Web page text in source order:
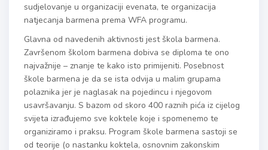
sudjelovanje u organizaciji evenata, te organizacija
natjecanja barmena prema WFA programu.
Glavna od navedenih aktivnosti jest škola barmena.
Završenom školom barmena dobiva se diploma te ono
najvažnije – znanje te kako isto primijeniti. Posebnost
škole barmena je da se ista odvija u malim grupama
polaznika jer je naglasak na pojedincu i njegovom
usavršavanju. S bazom od skoro 400 raznih pića iz cijelog
svijeta izrađujemo sve koktele koje i spomenemo te
organiziramo i praksu. Program škole barmena sastoji se
od teorije (o nastanku koktela, osnovnim zakonskim